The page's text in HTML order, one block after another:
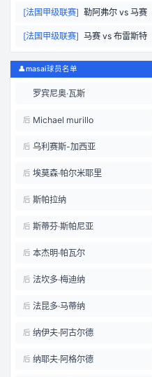
[法国甲级联赛] 勒阿弗尔vs 马赛
[法国甲级联赛] 马赛vs 布雷斯特
👤masai球员名单
罗宾尼奥·瓦斯
后 Michael murillo
后 乌利赛斯-加西亚
后 埃莫森·帕尔米耶里
后 斯帕拉纳
后 斯蒂芬·斯帕尼亚
后 本杰明·帕瓦尔
后 法坎多·梅迪纳
后 法昆多·马蒂纳
后 纳伊夫·阿古尔德
后 纳耶夫·阿格尔德